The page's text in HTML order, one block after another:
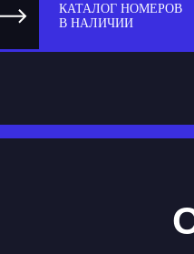
КАТАЛОГ НОМЕРОВ
В НАЛИЧИИ